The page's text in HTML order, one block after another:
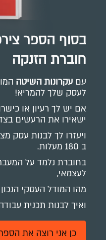
בסוף הספר
חוברת הזנקה
עםעקרונות השיטה
לעסק שלך להמריא!
אם יש לך רעיון או
ישאירו את הרעשים
ויעזרו לך לבנות עסק
ב 180 מעלות.
בחוברת נלמד על
לעצמאי,
מהו המודל העסקי
ואיך לבנות תכנית
כן אני רוצה את